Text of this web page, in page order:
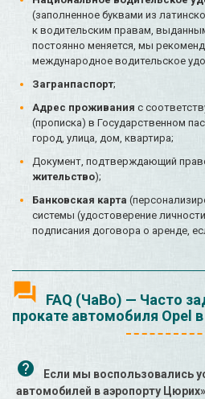
(заполненное буквами из
к водительским правам,
постоянно меняется, мы
международное водительское
Загранпаспорт;
Адрес проживания с
(прописка) в Государственном
город, улица, дом, квартира;
Документ, подтверждающий
жительство);
Банковская карта
системы (удостоверение
подписания договора о аренде,
FAQ (ЧаВо) — Часто
прокате автомобиля Opel
Если мы воспользовались
автомобилей в аэропорту